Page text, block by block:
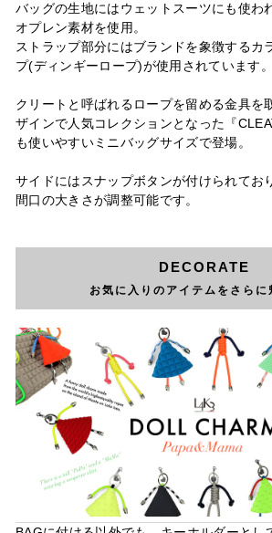
バッグの生地にはウェットスーツにも使わ
オプレン素材を使用。
ストラップ部分にはブランドを象徴するカ
プ(ディンギーロープ)が使用されています。
クリートと呼ばれるロープを留める金具を
ザインで人気コレクションとなった『
も使いやすいミニバッグサイズで登場。
サイドにはスナップボタンが付けられてお
間口の大きさが調整可能です。
DECORATE
お気に入りのアイテムをさらに